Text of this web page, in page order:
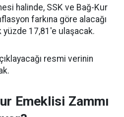
halinde, SSK ve Bağ-Kur
farkına göre alacağı
yüzde 17,81'e ulaşacak.
resmi verinin
Emeklisi Zammı